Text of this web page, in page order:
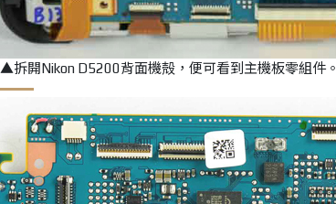
▲拆開Nikon D5200背面機殻，便可看到主機板零組件。